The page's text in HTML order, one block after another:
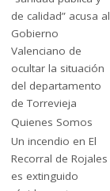
de calidad” acusa al
Gobierno
Valenciano de
ocultar la situación
del departamento
de Torrevieja
Quienes Somos
Un incendio en El
Recorral de Rojales
es extinguido